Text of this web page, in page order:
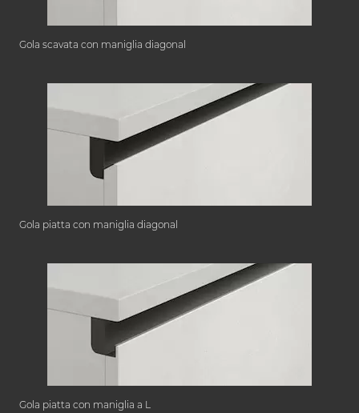
Gola scavata con maniglia diagonal
Gola piatta con maniglia diagonal
Gola piatta con maniglia a L